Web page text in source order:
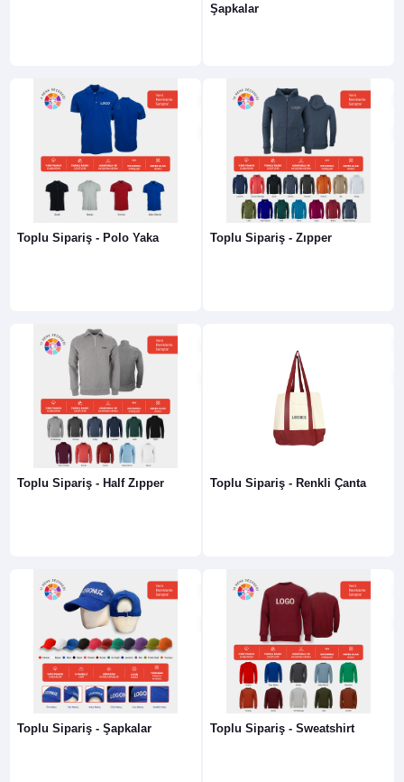
Şapkalar
Toplu Sipariş - Polo Yaka Toplu Sipariş - Zıpper
Toplu Sipariş - Half Zıpper Toplu Sipariş - Renkli Çanta
Toplu Sipariş - Şapkalar Toplu Sipariş - Sweatshirt